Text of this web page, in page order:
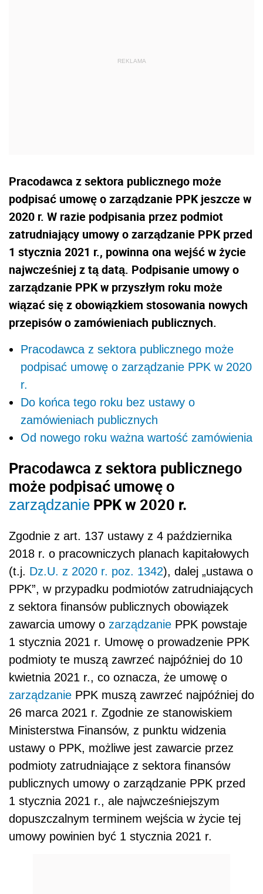
Pracodawca z sektora publicznego może
podpisać umowę o zarządzanie PPK jeszcze w
2020 r. W razie podpisania przez podmiot
zatrudniający umowy o zarządzanie PPK przed
1 stycznia 2021 r., powinna ona wejść w życie
najwcześniej z tą datą. Podpisanie umowy o
zarządzanie PPK w przyszłym roku może
wiązać się z obowiązkiem stosowania nowych
przepisów o zamówieniach publicznych.
Pracodawca z sektora publicznego może
podpisać umowę o zarządzanie PPK w 2020
r.
Do końca tego roku bez ustawy o
zamówieniach publicznych
Od nowego roku ważna wartość zamówienia
Pracodawca z sektora publicznego
może podpisać umowę o
zarządzanie PPK w 2020 r.
Zgodnie z art. 137 ustawy z 4 października
2018 r. o pracowniczych planach kapitałowych
(t.j. Dz.U. z 2020 r. poz. 1342), dalej „ustawa o
PPK”, w przypadku podmiotów zatrudniających
z sektora finansów publicznych obowiązek
zawarcia umowy o zarządzanie PPK powstaje
1 stycznia 2021 r. Umowę o prowadzenie PPK
podmioty te muszą zawrzeć najpóźniej do 10
kwietnia 2021 r., co oznacza, że umowę o
zarządzanie PPK muszą zawrzeć najpóźniej do
26 marca 2021 r. Zgodnie ze stanowiskiem
Ministerstwa Finansów, z punktu widzenia
ustawy o PPK, możliwe jest zawarcie przez
podmioty zatrudniające z sektora finansów
publicznych umowy o zarządzanie PPK przed
1 stycznia 2021 r., ale najwcześniejszym
dopuszczalnym terminem wejścia w życie tej
umowy powinien być 1 stycznia 2021 r.